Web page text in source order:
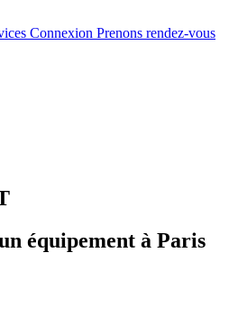
Connexion Prenons rendez-vous
équipement à Paris